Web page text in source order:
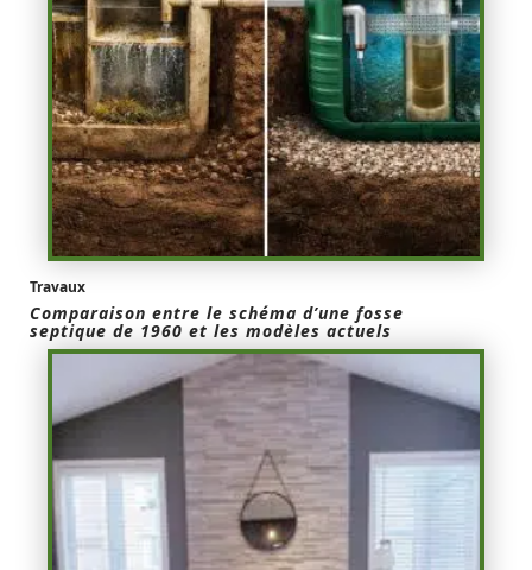
Travaux
Comparaison entre le schéma d’une fosse
septique de 1960 et les modèles actuels